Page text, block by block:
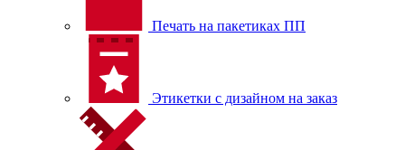
Печать на пакетиках ПП
Этикетки с дизайном на заказ